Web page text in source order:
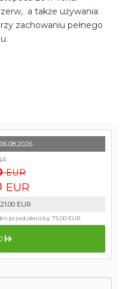
a także używania
zachowaniu pełnego
EUR
EUR
EUR
przed obniżką:75.00 EUR